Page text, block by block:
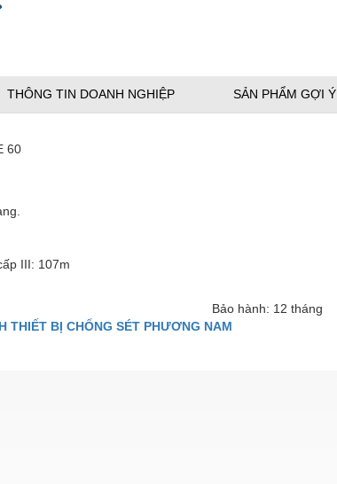
THÔNG TIN DOANH NGHIỆP SẢN PHẨM GỢI Ý
60
III: 107m
Bảo hành: 12 tháng
THIẾT BỊ CHỐNG SÉT PHƯƠNG NAM